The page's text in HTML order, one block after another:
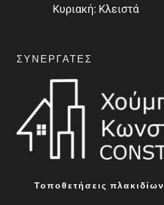
Κυριακή: Κλειστά
ΣΥΝΕΡΓΆΤΕΣ
Τοποθετήσεις πλακιδίων